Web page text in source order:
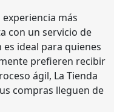
más
con un servicio de
es ideal para quienes
prefieren recibir
ágil, La Tienda
compras lleguen de